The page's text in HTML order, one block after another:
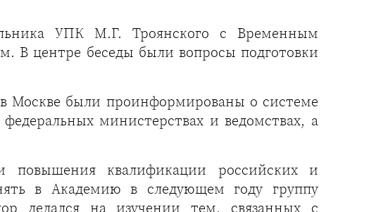
УПК М.Г. Троянского с Временным
В центре беседы были вопросы подготовки
Москве были проинформированы о системе
министерствах и ведомствах, а
повышения квалификации российских и
в Академию в следующем году группу
делался на изучении тем, связанных с